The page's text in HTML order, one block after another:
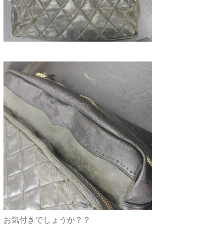
お気付きでしょうか？？